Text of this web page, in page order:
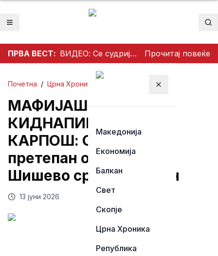
Отвори мени
ПРВА ВЕСТ: ВИДЕО: Се судрија патничко возило и камион на патот Гостивар – Страж Прочитај повеќе
Затвори мени
Македонија
Економија
Балкан
Свет
Скопје
Црна Хроника
Република
Почетна / Црна Хроника
МАФИЈАШКО
КИДНАПИРАЊЕ ВО
КАРПОШ: Скопјанец
претепан однесен во
Шишево среде бел ден
13 јуни 2026